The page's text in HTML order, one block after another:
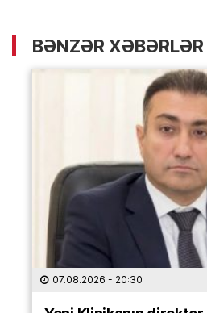
BƏNZƏR XƏBƏRLƏR
07.08.2026 - 20:30